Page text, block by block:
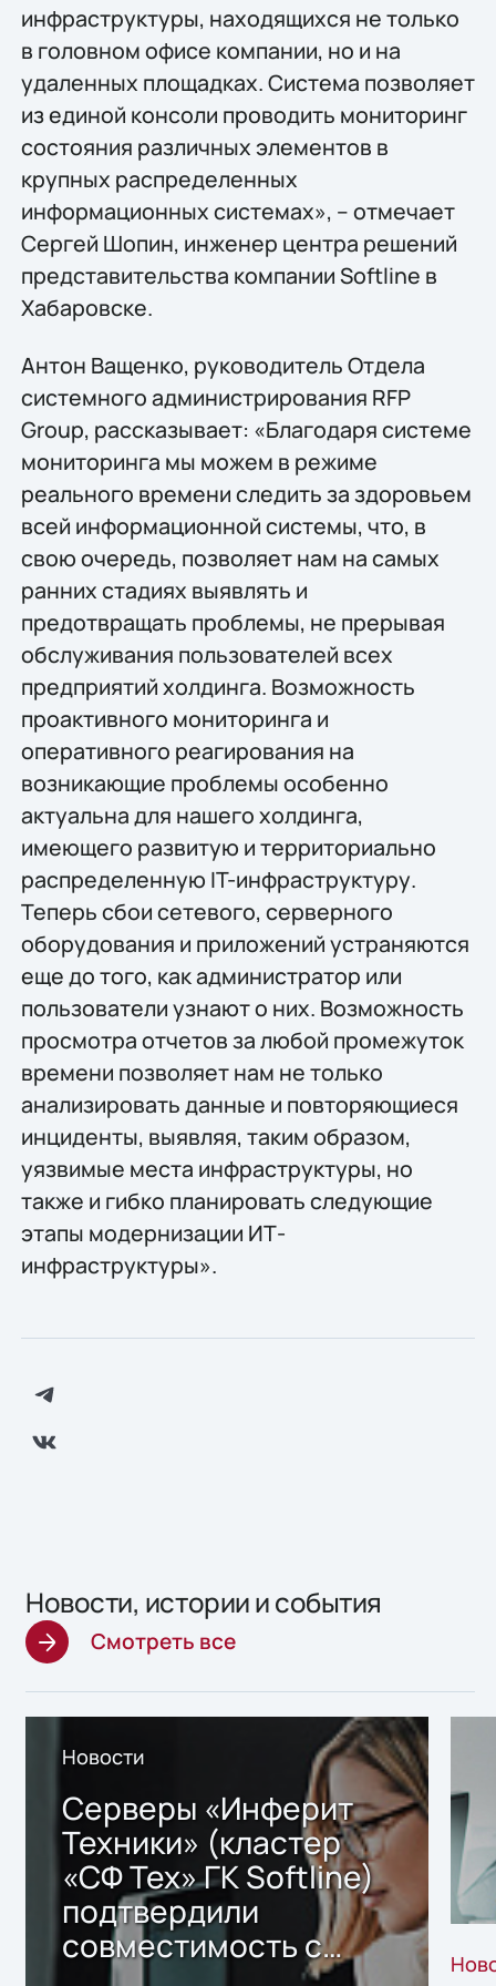
инфраструктуры, находящихся не только
в головном офисе компании, но и на
удаленных площадках. Система позволяет
из единой консоли проводить мониторинг
состояния различных элементов в
крупных распределенных
информационных системах», – отмечает
Сергей Шопин, инженер центра решений
представительства компании Softline в
Хабаровске.
Антон Ващенко, руководитель Отдела
системного администрирования RFP
Group, рассказывает: «Благодаря системе
мониторинга мы можем в режиме
реального времени следить за здоровьем
всей информационной системы, что, в
свою очередь, позволяет нам на самых
ранних стадиях выявлять и
предотвращать проблемы, не прерывая
обслуживания пользователей всех
предприятий холдинга. Возможность
проактивного мониторинга и
оперативного реагирования на
возникающие проблемы особенно
актуальна для нашего холдинга,
имеющего развитую и территориально
распределенную IT-инфраструктуру.
Теперь сбои сетевого, серверного
оборудования и приложений устраняются
еще до того, как администратор или
пользователи узнают о них. Возможность
просмотра отчетов за любой промежуток
времени позволяет нам не только
анализировать данные и повторяющиеся
инциденты, выявляя, таким образом,
уязвимые места инфраструктуры, но
также и гибко планировать следующие
этапы модернизации ИТ-
инфраструктуры».
Новости, истории и события
Смотреть все
Новости
Серверы «Инферит
Техники» (кластер
«СФ Тех» ГК Softline)
подтвердили
совместимость с